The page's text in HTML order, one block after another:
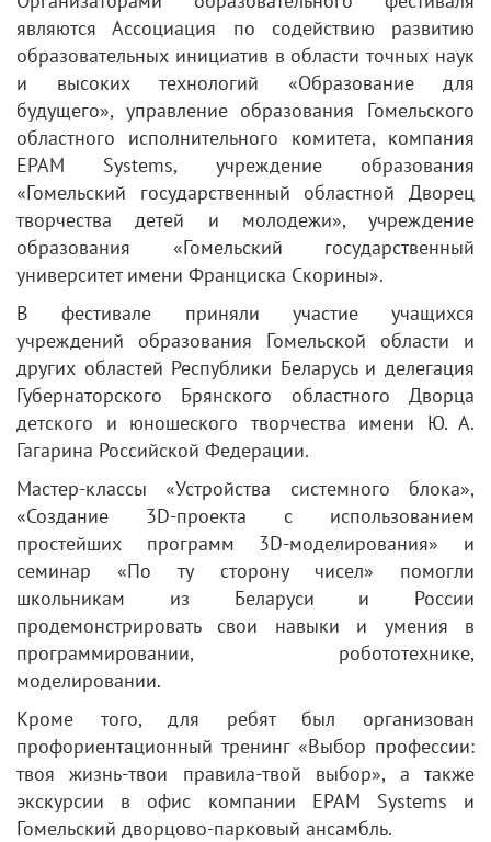
являются Ассоциация по содействию развитию
образовательных инициатив в области точных наук
и высоких технологий «Образование для
будущего», управление образования Гомельского
областного исполнительного комитета, компания
ЕРАМ Systems, учреждение образования
«Гомельский государственный областной Дворец
творчества детей и молодежи», учреждение
образования «Гомельский государственный
университет имени Франциска Скорины».
В фестивале приняли участие учащихся
учреждений образования Гомельской области и
других областей Республики Беларусь и делегация
Губернаторского Брянского областного Дворца
детского и юношеского творчества имени Ю. А.
Гагарина Российской Федерации.
Мастер-классы «Устройства системного блока»,
«Создание 3D-проекта с использованием
простейших программ 3D-моделирования» и
семинар «По ту сторону чисел» помогли
школьникам из Беларуси и России
продемонстрировать свои навыки и умения в
программировании, робототехнике,
моделировании.
Кроме того, для ребят был организован
профориентационный тренинг «Выбор профессии:
твоя жизнь-твои правила-твой выбор», а также
экскурсии в офис компании ЕРАМ Systems и
Гомельский дворцово-парковый ансамбль.